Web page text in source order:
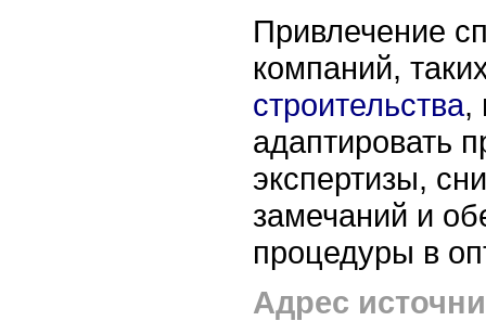
Привлечение
компаний,
строительства,
адаптировать
экспертизы,
замечаний и
процедуры в
Адрес